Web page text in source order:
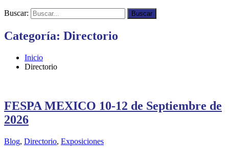
Buscar: Buscar
Categoría: Directorio
Inicio
Directorio
FESPA MEXICO 10-12 de Septiembre de
2026
Blog, Directorio, Exposiciones